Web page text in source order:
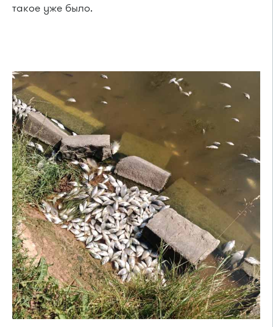
такое уже было.